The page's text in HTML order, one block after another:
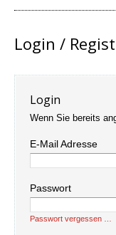
Login /
Login
Wenn Sie bereits
E-Mail Adresse
Passwort
Passwort vergessen …